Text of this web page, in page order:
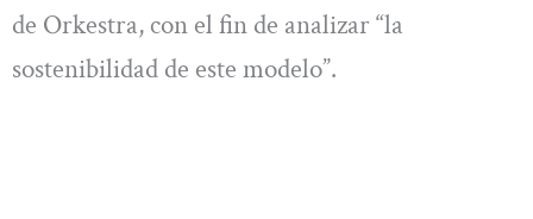
de Orkestra, con el fin de analizar “la
sostenibilidad de este modelo”.